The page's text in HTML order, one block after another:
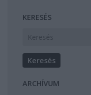
KERESÉS
ARCHÍVUM